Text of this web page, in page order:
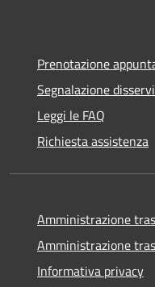
Prenotazione
Segnalazione
Leggi le FAQ
Richiesta assistenza
Amministrazione
Amministrazione
Informativa privacy